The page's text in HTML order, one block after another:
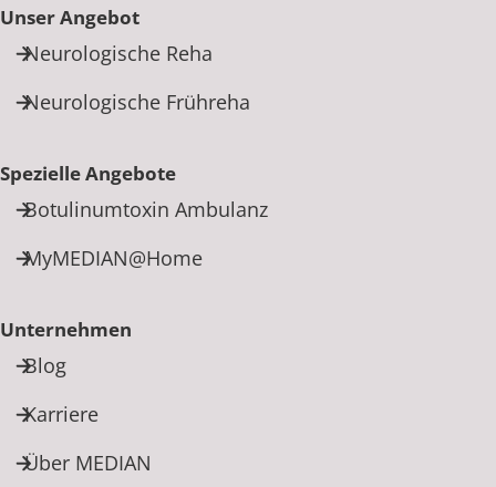
Unser Angebot
Neurologische Reha
Neurologische Frühreha
Spezielle Angebote
Botulinumtoxin Ambulanz
MyMEDIAN@Home
Unternehmen
Blog
Karriere
Über MEDIAN